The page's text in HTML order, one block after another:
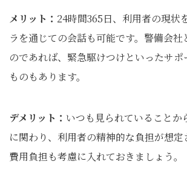
メリット： 24時間365日、利用者の現状
ラを通じての会話も可能です。警備会社
のであれば、緊急駆けつけといったサポ
ものもあります。
デメリット： いつも見られていることか
に関わり、利用者の精神的な負担が想定
費用負担も考慮に入れておきましょう。